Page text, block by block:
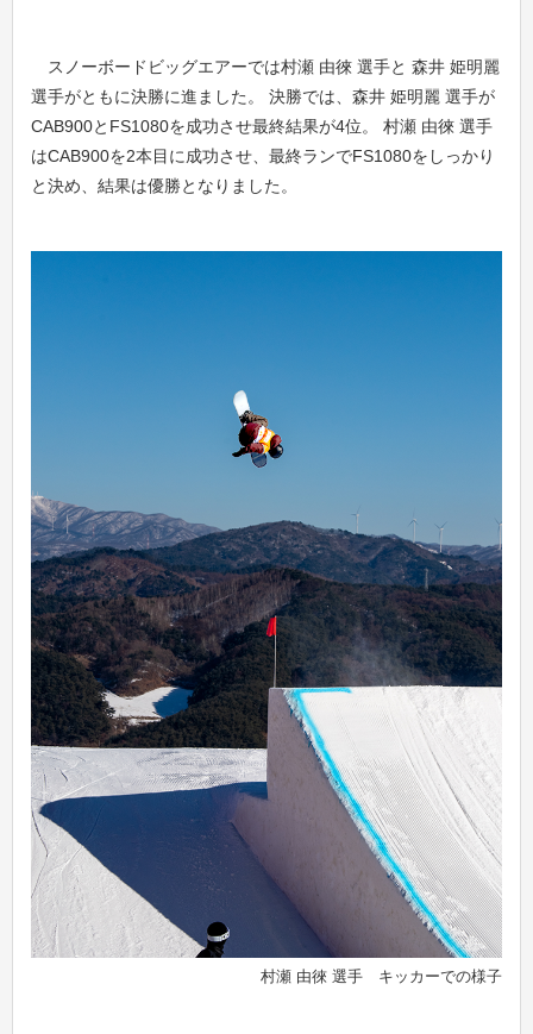
スノーボードビッグエアーでは村瀬 由徠 選手と 森井 姫明麗
選手がともに決勝に進ました。 決勝では、森井 姫明麗 選手が
CAB900とFS1080を成功させ最終結果が4位。 村瀬 由徠 選手
はCAB900を2本目に成功させ、最終ランでFS1080をしっかり
と決め、結果は優勝となりました。
村瀬 由徠 選手 キッカーでの様子